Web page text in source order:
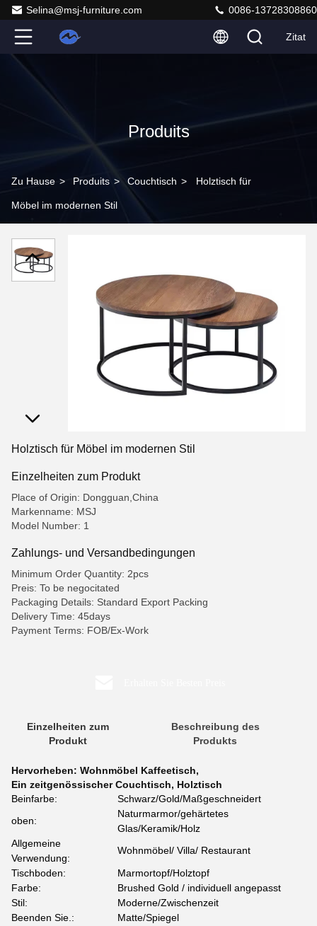
Selina@msj-furniture.com 0086-13728308860
Zitat
Produits
Zu Hause > Produits > Couchtisch > Holztisch für
Möbel im modernen Stil
Holztisch für Möbel im modernen Stil
Einzelheiten zum Produkt
Place of Origin: Dongguan,China
Markenname: MSJ
Model Number: 1
Zahlungs- und Versandbedingungen
Minimum Order Quantity: 2pcs
Preis: To be negocitated
Packaging Details: Standard Export Packing
Delivery Time: 45days
Payment Terms: FOB/Ex-Work
Einzelheiten zum
Produkt
Beschreibung des
Produkts
Hervorheben: Wohnmöbel Kaffeetisch,
Ein zeitgenössischer Couchtisch, Holztisch
Beinfarbe:
Schwarz/Gold/Maßgeschneidert
oben:
Naturmarmor/gehärtetes
Glas/Keramik/Holz
Allgemeine
Verwendung:
Wohnmöbel/ Villa/ Restaurant
Tischboden:
Marmortopf/Holztopf
Farbe:
Brushed Gold / individuell angepasst
Stil:
Moderne/Zwischenzeit
Beenden Sie.:
Matte/Spiegel